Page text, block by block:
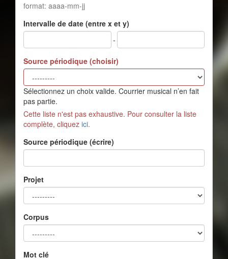
format: aaaa-mm-jj
Intervalle de date (entre x et y)
-
Source périodique (choisir)
Sélectionnez un choix valide. Courrier musical n’en fait
pas partie.
Cette liste n'est pas exhaustive. Pour consulter la liste
complète, cliquez ici.
Source périodique (écrire)
Projet
Corpus
Mot clé